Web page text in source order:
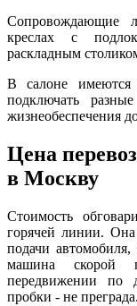
Сопровождающие
креслах с
раскладным
В салоне
подключать
жизнеобеспечения
Цена
в Москву
Стоимость
горячей линии. Она
подачи
машина скорой
передвижении по
пробки - не преграда.